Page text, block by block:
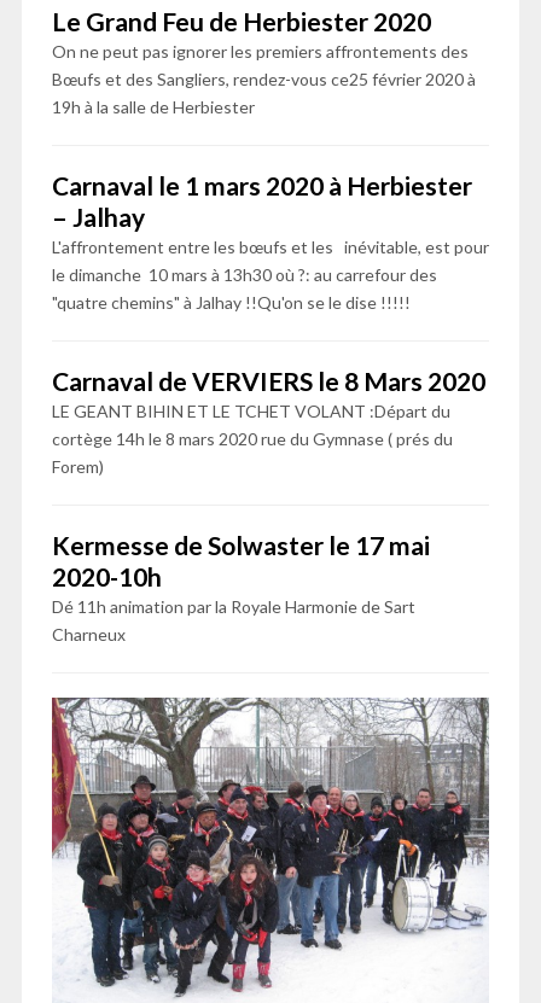
Le Grand Feu de Herbiester 2020
On ne peut pas ignorer les premiers affrontements des
Bœufs et des Sangliers, rendez-vous ce25 février 2020 à
19h à la salle de Herbiester
Carnaval le 1 mars 2020 à Herbiester
– Jalhay
L'affrontement entre les bœufs et les inévitable, est pour
le dimanche 10 mars à 13h30 où ?: au carrefour des
"quatre chemins" à Jalhay !!Qu'on se le dise !!!!!
Carnaval de VERVIERS le 8 Mars 2020
LE GEANT BIHIN ET LE TCHET VOLANT :Départ du
cortège 14h le 8 mars 2020 rue du Gymnase ( prés du
Forem)
Kermesse de Solwaster le 17 mai
2020-10h
Dé 11h animation par la Royale Harmonie de Sart
Charneux